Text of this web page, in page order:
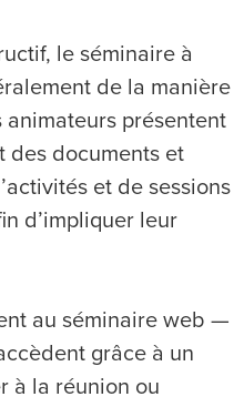
le séminaire à
de la manière
animateurs présentent
des documents et
et de sessions
d’impliquer leur
au séminaire web —
grâce à un
à la réunion ou